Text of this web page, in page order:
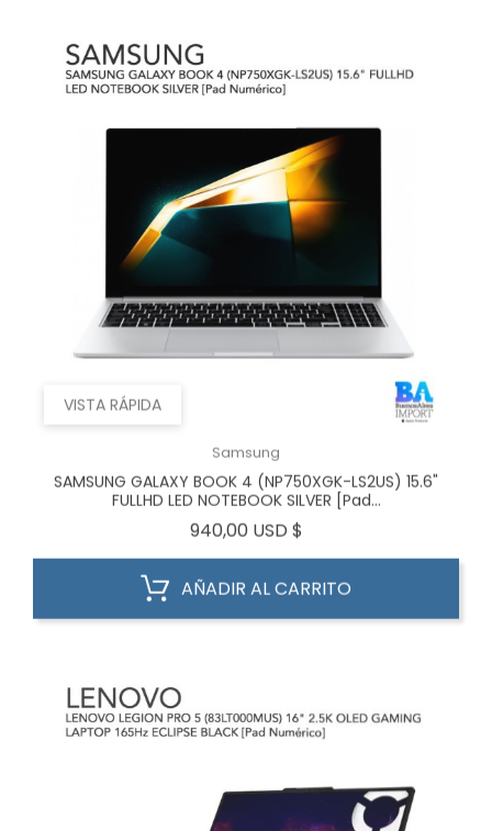
VISTA RÁPIDA
Samsung
SAMSUNG GALAXY BOOK 4 (NP750XGK-LS2US) 15.6"
FULLHD LED NOTEBOOK SILVER [Pad...
940,00 USD $
AÑADIR AL CARRITO